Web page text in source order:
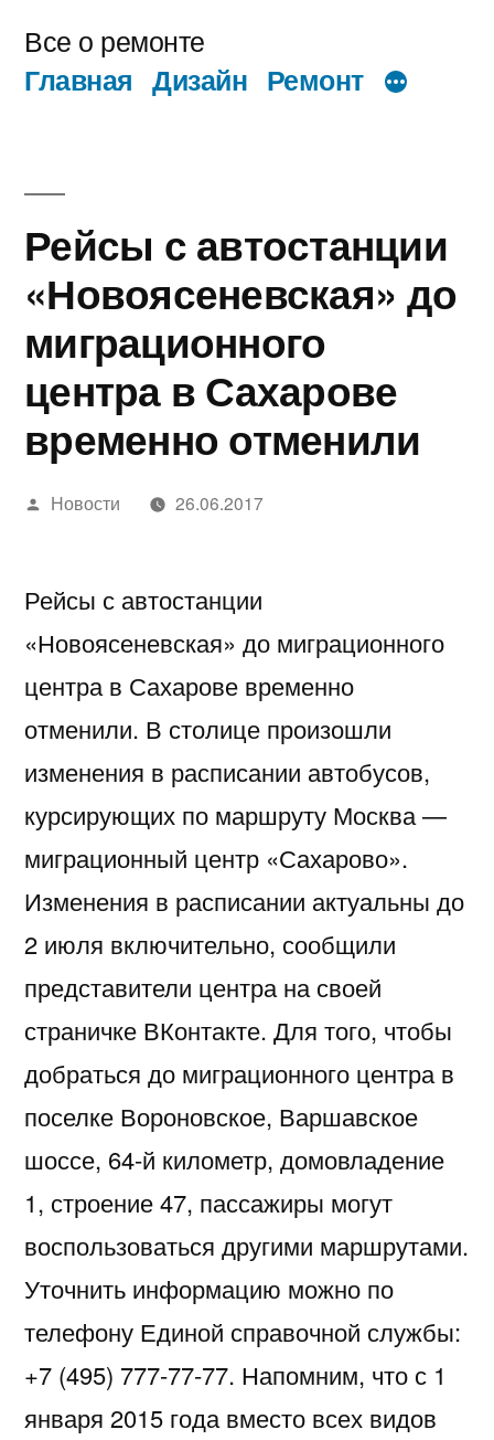
содержимому
Все о ремонте
Главная Дизайн Ремонт
Рейсы с автостанции
«Новоясеневская» до
миграционного
центра в Сахарове
временно отменили
Написано
Новости 26.06.2017
Рейсы с автостанции
«Новоясеневская» до миграционного
центра в Сахарове временно
отменили. В столице произошли
изменения в расписании автобусов,
курсирующих по маршруту Москва —
миграционный центр «Сахарово».
Изменения в расписании актуальны до
2 июля включительно, сообщили
представители центра на своей
страничке ВКонтакте. Для того, чтобы
добраться до миграционного центра в
поселке Вороновское, Варшавское
шоссе, 64-й километр, домовладение
1, строение 47, пассажиры могут
воспользоваться другими маршрутами.
Уточнить информацию можно по
телефону Единой справочной службы:
+7 (495) 777-77-77. Напомним, что с 1
января 2015 года вместо всех видов